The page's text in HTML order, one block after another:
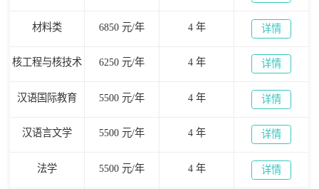
材料类 6850 元/年 4 年 详情
核工程与核技术 6250 元/年 4 年 详情
汉语国际教育 5500 元/年 4 年 详情
汉语言文学 5500 元/年 4 年 详情
法学 5500 元/年 4 年 详情